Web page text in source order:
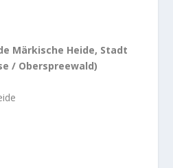
Märkische Heide, Stadt
/ Oberspreewald)